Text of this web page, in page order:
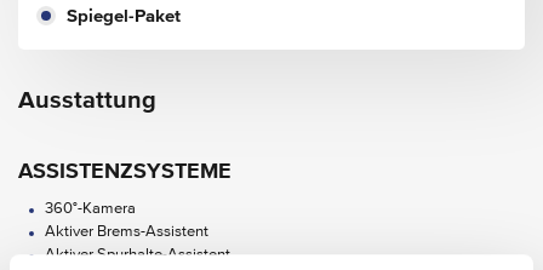
Spiegel-Paket
Ausstattung
ASSISTENZSYSTEME
360°-Kamera
Aktiver Brems-Assistent
Aktiver Spurhalte-Assistent